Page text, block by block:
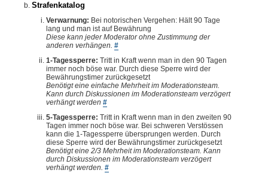
Strafenkatalog
Verwarnung: Bei notorischen Vergehen: Hält 90 Tage
lang und man ist auf Bewährung
Diese kann jeder Moderator ohne Zustimmung der
anderen verhängen. #
1-Tagessperre: Tritt in Kraft wenn man in den 90 Tagen
immer noch böse war. Durch diese Sperre wird der
Bewährungstimer zurückgesetzt
Benötigt eine einfache Mehrheit im Moderationsteam.
Kann durch Diskussionen im Moderationsteam verzögert
verhängt werden #
5-Tagessperre: Tritt in Kraft wenn man in den zweiten 90
Tagen immer noch böse war. Bei schweren Verstössen
kann die 1-Tagessperre übersprungen werden. Durch
diese Sperre wird der Bewährungstimer zurückgesetzt
Benötigt eine 2/3 Mehrheit im Moderationsteam. Kann
durch Diskussionen im Moderationsteam verzögert
verhängt werden. #